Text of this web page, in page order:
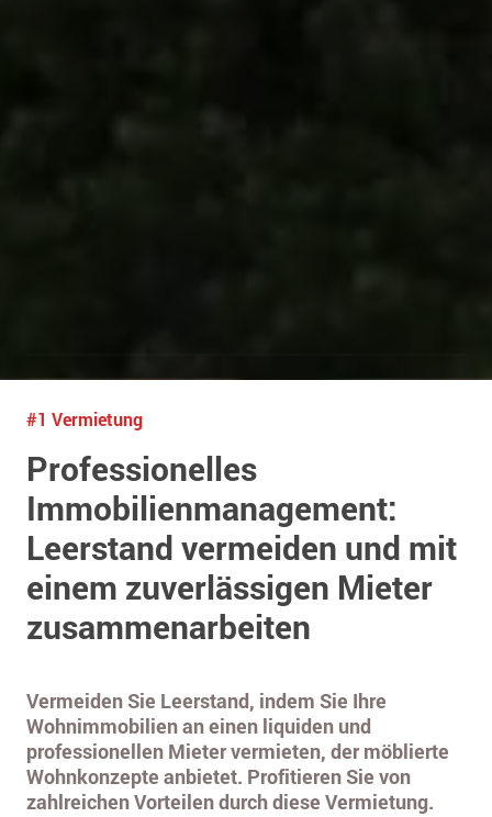
#1 Vermietung
Professionelles
Immobilienmanagement:
Leerstand vermeiden und mit
einem zuverlässigen Mieter
zusammenarbeiten
Vermeiden Sie Leerstand, indem Sie Ihre
Wohnimmobilien an einen liquiden und
professionellen Mieter vermieten, der möblierte
Wohnkonzepte anbietet. Profitieren Sie von
zahlreichen Vorteilen durch diese Vermietung.